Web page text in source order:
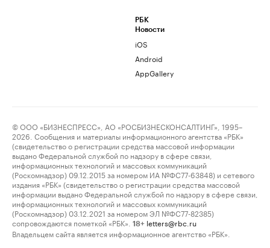
РБК
Новости
iOS
Android
AppGallery
© ООО «БИЗНЕСПРЕСС», АО «РОСБИЗНЕСКОНСАЛТИНГ», 1995–
2026. Сообщения и материалы информационного агентства «РБК»
(свидетельство о регистрации средства массовой информации
выдано Федеральной службой по надзору в сфере связи,
информационных технологий и массовых коммуникаций
(Роскомнадзор) 09.12.2015 за номером ИА №ФС77-63848) и сетевого
издания «РБК» (свидетельство о регистрации средства массовой
информации выдано Федеральной службой по надзору в сфере связи,
информационных технологий и массовых коммуникаций
(Роскомнадзор) 03.12.2021 за номером ЭЛ №ФС77-82385)
сопровождаются пометкой «РБК».
18+ letters@rbc.ru
Владельцем сайта является информационное агентство «РБК».